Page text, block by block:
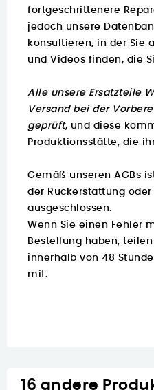
fortgeschrittenere
jedoch unsere
konsultieren, in der Sie
und Videos finden, die
Alle unsere Ersatzteile
Versand bei der
geprüft, und diese
Produktionsstätte, die
Gemäß unseren AGBs
der Rückerstattung
ausgeschlossen.
Wenn Sie einen Fehler
Bestellung haben,
innerhalb von 48
mit.
16 andere